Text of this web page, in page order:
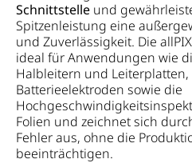
Schnittstelle und
Spitzenleistung eine
und Zuverlässigkeit. Die
ideal für Anwendungen wie
Halbleitern und Leiterplatten,
Batterieelektroden sowie die
Folien und zeichnet sich
Fehler aus, ohne die
beeinträchtigen.